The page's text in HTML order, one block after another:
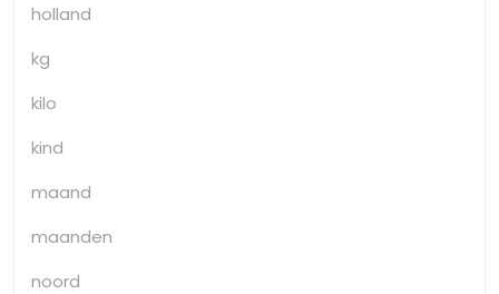
holland
kg
kilo
kind
maand
maanden
noord